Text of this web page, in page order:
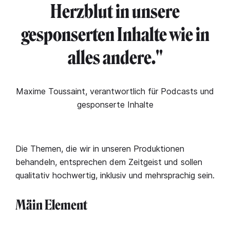
Herzblut in unsere
gesponserten Inhalte wie in
alles andere."
Maxime Toussaint, verantwortlich für Podcasts und
gesponserte Inhalte
Die Themen, die wir in unseren Produktionen
behandeln, entsprechen dem Zeitgeist und sollen
qualitativ hochwertig, inklusiv und mehrsprachig sein.
Mäin Element